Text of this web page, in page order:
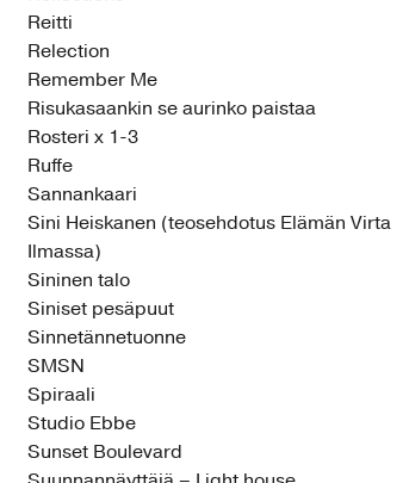
Reitti
Relection
Remember Me
Risukasaankin se aurinko paistaa
Rosteri x 1-3
Ruffe
Sannankaari
Sini Heiskanen (teosehdotus Elämän Virta
Ilmassa)
Sininen talo
Siniset pesäpuut
Sinnetännetuonne
SMSN
Spiraali
Studio Ebbe
Sunset Boulevard